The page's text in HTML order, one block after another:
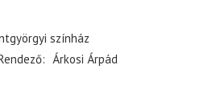
színház
Árkosi Árpád